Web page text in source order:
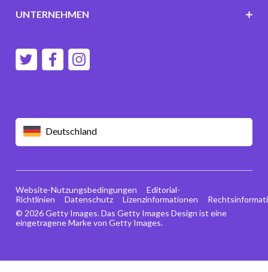
Deutschland
UNTERNEHMEN
© 2026 Getty Images. Das Getty Images Design ist eine
eingetragene Marke von Getty Images.
Website-Nutzungsbedingungen
Editorial-
Richtlinien
Datenschutz Lizenzinformationen